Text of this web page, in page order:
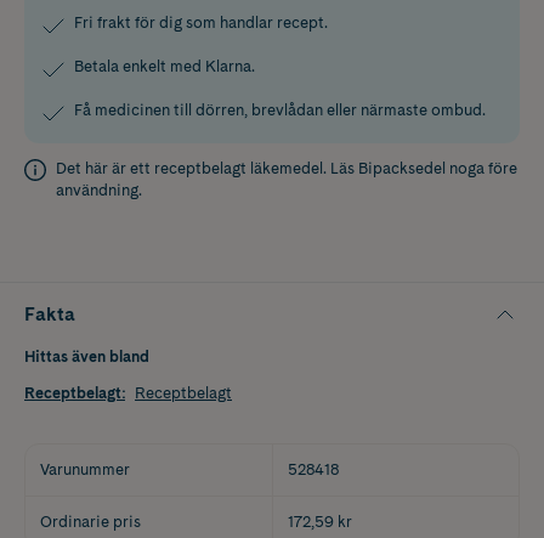
Fri frakt för dig som handlar recept.
Betala enkelt med Klarna.
Få medicinen till dörren, brevlådan eller närmaste ombud.
Det här är ett receptbelagt läkemedel. Läs Bipacksedel noga före
användning.
Fakta
Hittas även bland
Receptbelagt: Receptbelagt
Varunummer 528418
Ordinarie pris 172,59 kr